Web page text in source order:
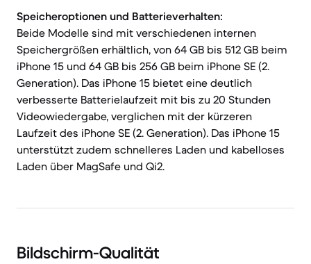
Speicheroptionen und Batterieverhalten:
Beide Modelle sind mit verschiedenen internen
Speichergrößen erhältlich, von 64 GB bis 512 GB beim
iPhone 15 und 64 GB bis 256 GB beim iPhone SE (2.
Generation). Das iPhone 15 bietet eine deutlich
verbesserte Batterielaufzeit mit bis zu 20 Stunden
Videowiedergabe, verglichen mit der kürzeren
Laufzeit des iPhone SE (2. Generation). Das iPhone 15
unterstützt zudem schnelleres Laden und kabelloses
Laden über MagSafe und Qi2.
Bildschirm-Qualität